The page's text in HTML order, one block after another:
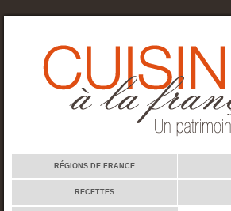
RÉGIONS DE FRANCE
RECETTES